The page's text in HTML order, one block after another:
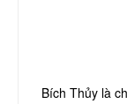
Bích Thủy là